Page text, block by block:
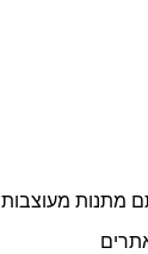
מעוצבות 2023